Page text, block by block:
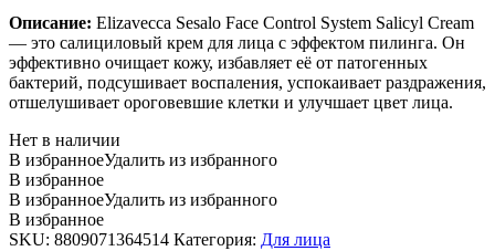
Описание: Elizavecca Sesalo Face Control System Salicyl Cream
— это салициловый крем для лица с эффектом пилинга. Он
эффективно очищает кожу, избавляет её от патогенных
бактерий, подсушивает воспаления, успокаивает раздражения,
отшелушивает ороговевшие клетки и улучшает цвет лица.
Нет в наличии
В избранноеУдалить из избранного
В избранное
В избранноеУдалить из избранного
В избранное
SKU: 8809071364514 Категория: Для лица